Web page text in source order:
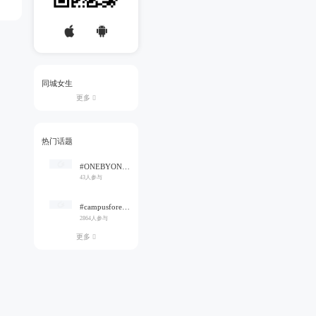
同城女生
更多 
热门话题
43人参与
#campusforever#
2864人参与
更多